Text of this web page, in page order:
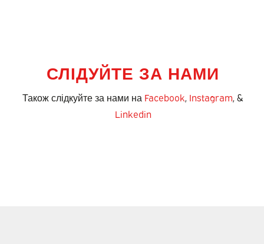
СЛІДУЙТЕ ЗА НАМИ
Також слідкуйте за нами на Facebook, Instagram, &
Linkedin